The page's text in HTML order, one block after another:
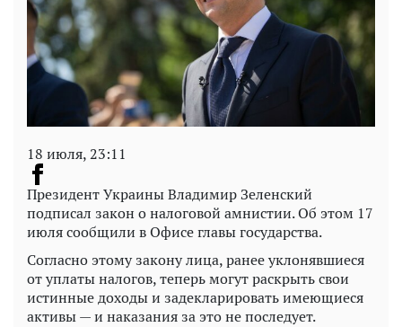
18 июля, 23:11
Президент Украины Владимир Зеленский
подписал закон о налоговой амнистии. Об этом 17
июля сообщили в Офисе главы государства.
Согласно этому закону лица, ранее уклонявшиеся
от уплаты налогов, теперь могут раскрыть свои
истинные доходы и задекларировать имеющиеся
активы — и наказания за это не последует.